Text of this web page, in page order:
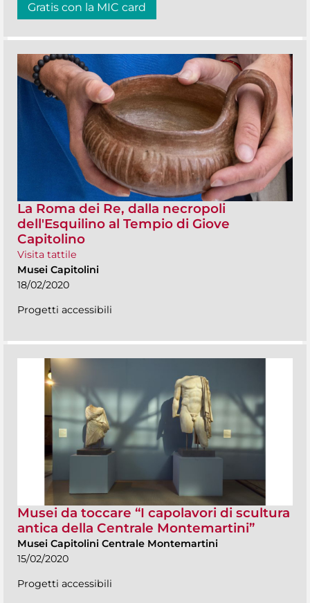
Gratis con la MIC card
La Roma dei Re, dalla necropoli
dell'Esquilino al Tempio di Giove
Capitolino
Visita tattile
Musei Capitolini
18/02/2020
Progetti accessibili
Musei da toccare “I capolavori di scultura
antica della Centrale Montemartini”
Musei Capitolini Centrale Montemartini
15/02/2020
Progetti accessibili